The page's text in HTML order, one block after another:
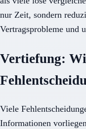
nur Zeit, sondern
Vertragsprobleme und
Vertiefung:
Viele
Informationen